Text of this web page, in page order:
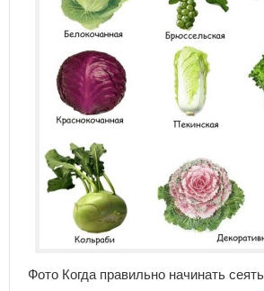
Фото Когда правильно начинать